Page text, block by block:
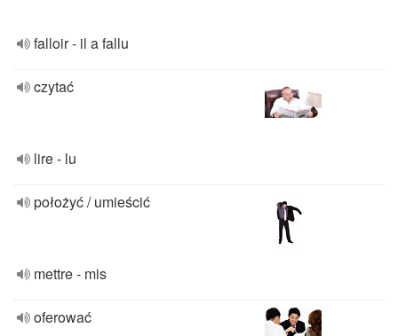
falloir - il a fallu
czytać
lire - lu
położyć / umieścić
mettre - mis
oferować